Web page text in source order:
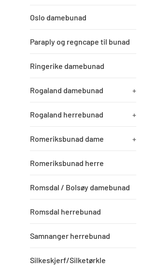
Oslo damebunad
Paraply og regncape til bunad
Ringerike damebunad
Rogaland damebunad +
Rogaland herrebunad +
Romeriksbunad dame +
Romeriksbunad herre
Romsdal / Bolsøy damebunad
Romsdal herrebunad
Samnanger herrebunad
Silkeskjerf/Silketørkle